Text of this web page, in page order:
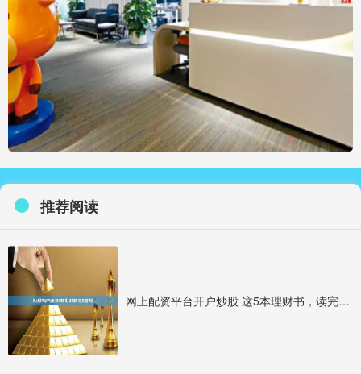
推荐阅读
网上配资平台开户炒股 这5本理财书，读完能早日实现财富梦想